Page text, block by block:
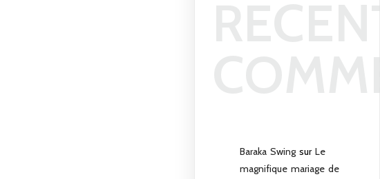
Baraka Swing surLe
magnifique mariage de